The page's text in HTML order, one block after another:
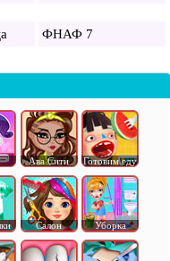
ФНАФ 7
Ава Сити Готовим еду
Салон Уборка